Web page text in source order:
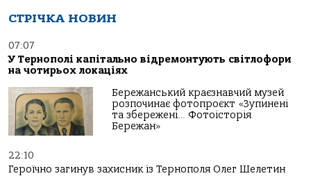
СТРІЧКА НОВИН
07:07
У Тернополі капітально відремонтують світлофори
на чотирьох локаціях
Бережанський краєзнавчий музей
розпочинає фотопроєкт «Зупинені
та збережені… Фотоісторія
Бережан»
22:10
Героїчно загинув захисник із Тернополя Олег Шелетин